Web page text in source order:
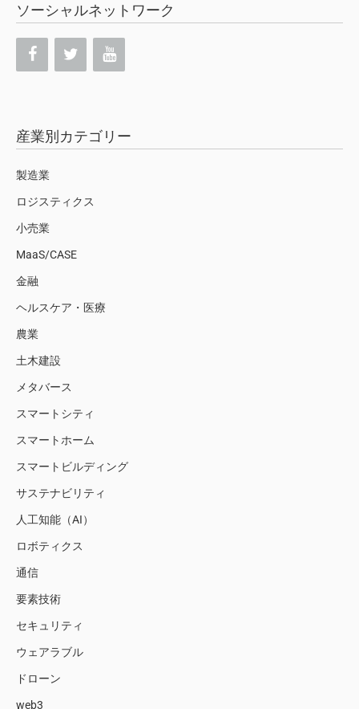
ソーシャルネットワーク
産業別カテゴリー
製造業
ロジスティクス
小売業
MaaS/CASE
金融
ヘルスケア・医療
農業
土木建設
メタバース
スマートシティ
スマートホーム
スマートビルディング
サステナビリティ
人工知能（AI）
ロボティクス
通信
要素技術
セキュリティ
ウェアラブル
ドローン
web3